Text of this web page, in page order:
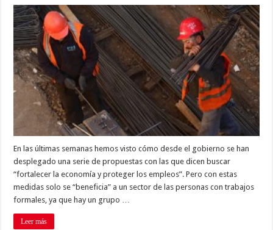
En las últimas semanas hemos visto cómo desde el gobierno se han
desplegado una serie de propuestas con las que dicen buscar
“fortalecer la economía y proteger los empleos”. Pero con estas
medidas solo se “beneficia” a un sector de las personas con trabajos
formales, ya que hay un grupo …
Leer más